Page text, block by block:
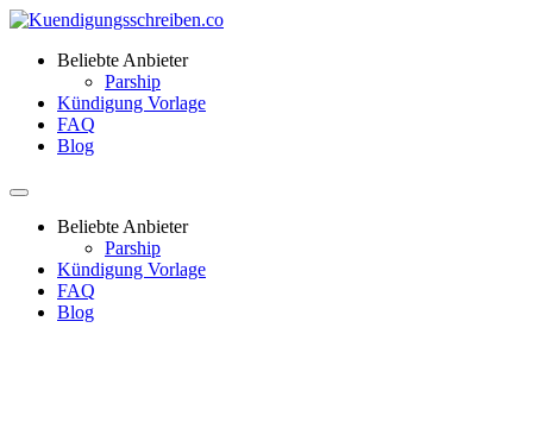
Beliebte Anbieter
Parship
Kündigung Vorlage
FAQ
Blog
Beliebte Anbieter
Parship
Kündigung Vorlage
FAQ
Blog